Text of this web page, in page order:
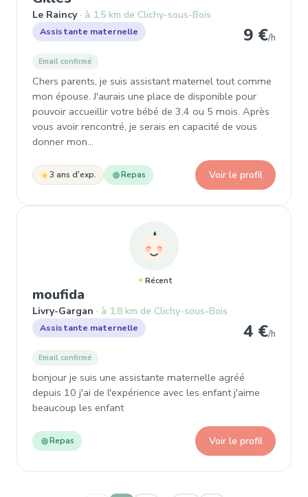
Le Raincy à 1,5 km de Clichy-sous-Bois
Assistante maternelle 9 €/h
Email confirmé
Chers parents, je suis assistant maternel tout comme
mon épouse. J'aurais une place de disponible pour
pouvoir accueillir votre bébé de 3,4 ou 5 mois. Après
vous avoir rencontré, je serais en capacité de vous
donner mon…
3 ans d'exp. Repas Voir le profil
Récent
moufida
Livry-Gargan à 1,8 km de Clichy-sous-Bois
Assistante maternelle 4 €/h
Email confirmé
bonjour je suis une assistante maternelle agréé
depuis 10 j'ai de l'expérience avec les enfant j'aime
beaucoup les enfant
Repas Voir le profil